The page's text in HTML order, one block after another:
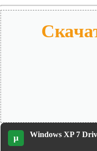
µ Windows XP 7